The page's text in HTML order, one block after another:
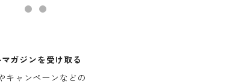
ガジンを受け取る
キャンペーンなどの